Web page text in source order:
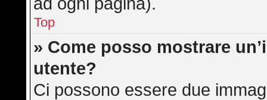
Top
» Come posso mostrare
utente?
Ci possono essere due